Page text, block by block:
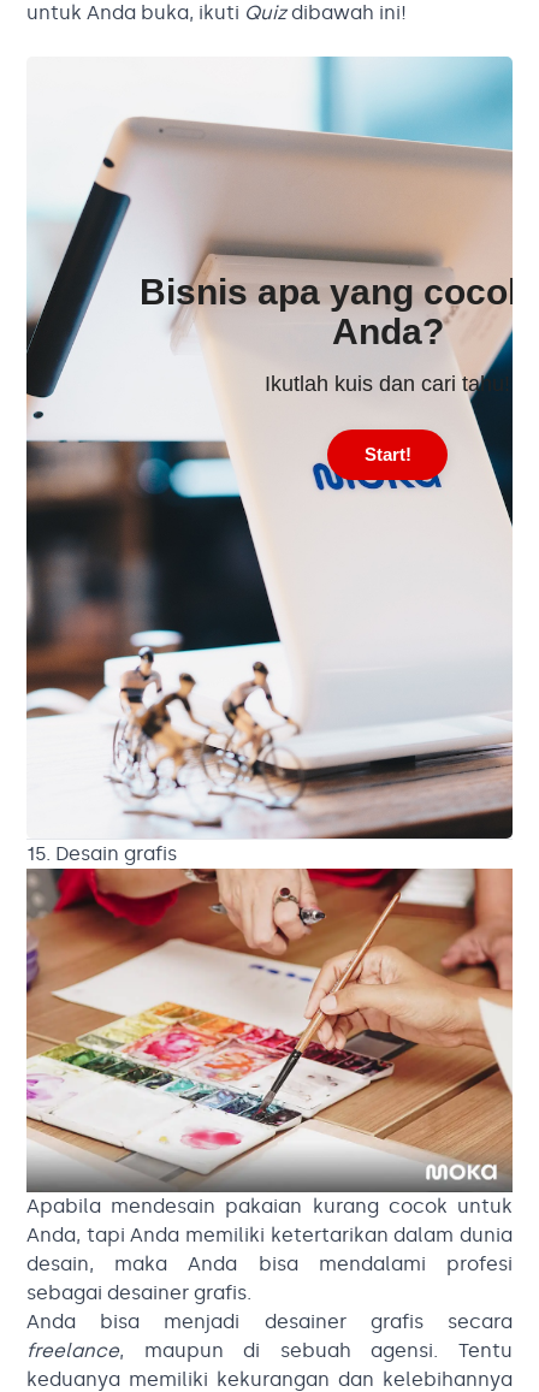
untuk Anda buka, ikuti Quizdibawah ini!
15. Desain grafis
Apabila mendesain pakaian kurang cocok untuk
Anda, tapi Anda memiliki ketertarikan dalam dunia
desain, maka Anda bisa mendalami profesi
sebagai desainer grafis.
Anda bisa menjadi desainer grafis secara
freelance, maupun di sebuah agensi. Tentu
keduanya memiliki kekurangan dan kelebihannya